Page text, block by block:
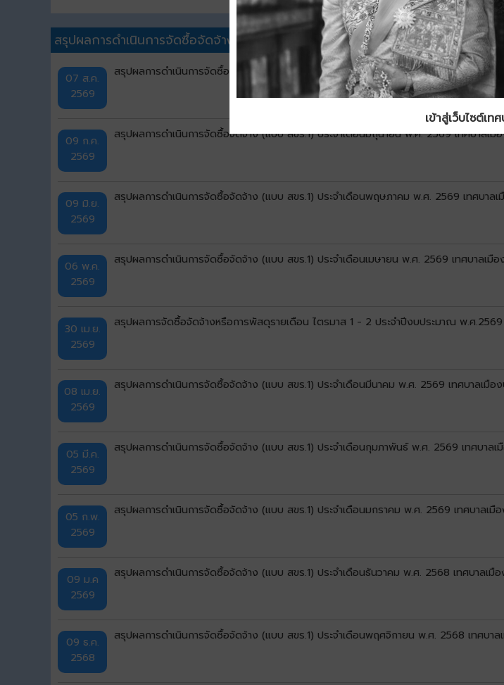
สรุปผลการดำเนินการจัดซื้อจัดจ้าง (สขร.1)อื่นๆ
07 ส.ค.
2569
สรุปผลการดำเนินการจัดซื้อจัดจ้าง (แบบ สขร.1) ประจำเดือนกรกฎาคม พ.ศ. 2569 เทศบาลเมื
09 ก.ค.
2569
สรุปผลการดำเนินการจัดซื้อจัดจ้าง (แบบ สขร.1) ประจำเดือนมิถุนายน พ.ศ. 2569 เทศบาลเมื
09 มิ.ย.
2569
สรุปผลการดำเนินการจัดซื้อจัดจ้าง (แบบ สขร.1) ประจำเดือนพฤษภาคม พ.ศ. 2569 เทศบาลเ
06 พ.ค.
2569
สรุปผลการดำเนินการจัดซื้อจัดจ้าง (แบบ สขร.1) ประจำเดือนเมษายน พ.ศ. 2569 เทศบาลเมือ
30 เม.ย.
2569
สรุปผลการจัดซื้อจัดจ้างหรือการพัสดุรายเดือน ไตรมาส 1 - 2 ประจำปีงบประมาณ พ.ศ
08 เม.ย.
2569
สรุปผลการดำเนินการจัดซื้อจัดจ้าง (แบบ สขร.1) ประจำเดือนมีนาคม พ.ศ. 2569 เทศบาลเมือ
05 มี.ค.
2569
สรุปผลการดำเนินการจัดซื้อจัดจ้าง (แบบ สขร.1) ประจำเดือนกุมภาพันธ์ พ.ศ. 2569 เทศบาลเ
05 ก.พ.
2569
สรุปผลการดำเนินการจัดซื้อจัดจ้าง (แบบ สขร.1) ประจำเดือนมกราคม พ.ศ. 2569 เทศบาลเมื
09 ม.ค
2569
สรุปผลการดำเนินการจัดซื้อจัดจ้าง (แบบ สขร.1) ประจำเดือนธันวาคม พ.ศ. 2568 เทศบาลเมือ
09 ธ.ค.
2568
สรุปผลการดำเนินการจัดซื้อจัดจ้าง (แบบ สขร.1) ประจำเดือนพฤศจิกายน พ.ศ. 2568 เทศบาล
เข้าสู่เว็บไซต์เท